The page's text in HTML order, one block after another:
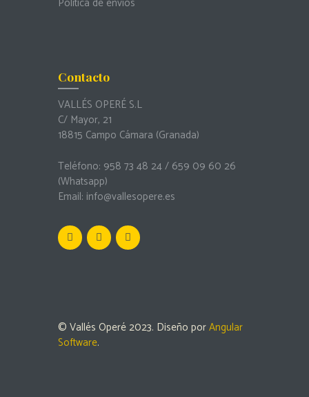
Contacto
VALLÉS OPERÉ S.L
C/ Mayor, 21
18815 Campo Cámara (Granada)
Teléfono: 958 73 48 24 / 659 09 60 26
(Whatsapp)
Email: info@vallesopere.es
© Vallés Operé 2023. Diseño porAngular
Software.